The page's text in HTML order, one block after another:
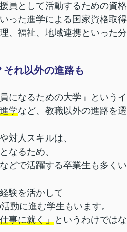
員として活動するための資格
った進学による国家資格取
、福祉、地域連携といった
れ以外の進路も
になるための大学」という
学など、教職以外の進路を
対人スキルは、
なるため、
どで活躍する卒業生も多くい
験を活かして
動に進む学生もいます。
事に就く」というわけでは